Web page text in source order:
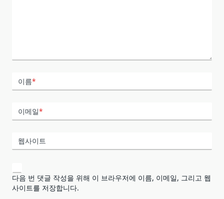
이름*
이메일*
웹사이트
다음 번 댓글 작성을 위해 이 브라우저에 이름, 이메일, 그리고 웹
사이트를 저장합니다.